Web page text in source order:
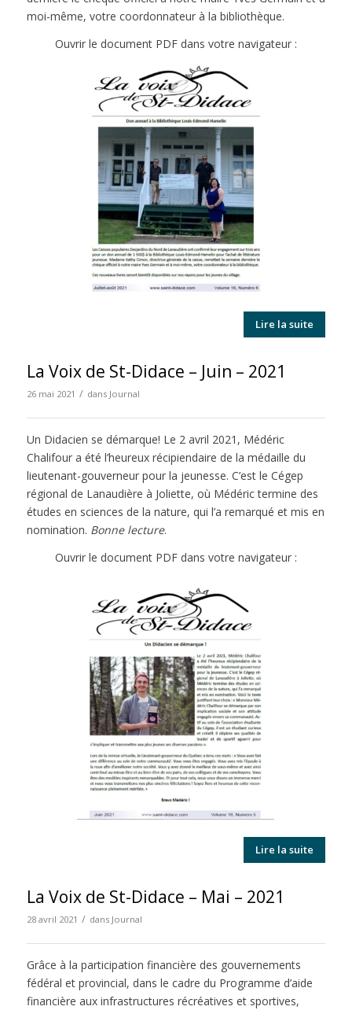
moi-même, votre coordonnateur à la bibliothèque.
Ouvrir le document PDF dans votre navigateur :
Lire la suite
La Voix de St-Didace – Juin – 2021
26 mai 2021 / dans Journal
Un Didacien se démarque! Le 2 avril 2021, Médéric
Chalifour a été l’heureux récipiendaire de la médaille du
lieutenant-gouverneur pour la jeunesse. C’est le Cégep
régional de Lanaudière à Joliette, où Médéric termine des
études en sciences de la nature, qui l’a remarqué et mis en
nomination. Bonne lecture.
Ouvrir le document PDF dans votre navigateur :
Lire la suite
La Voix de St-Didace – Mai – 2021
28 avril 2021 / dans Journal
Grâce à la participation financière des gouvernements
fédéral et provincial, dans le cadre du Programme d’aide
financière aux infrastructures récréatives et sportives,